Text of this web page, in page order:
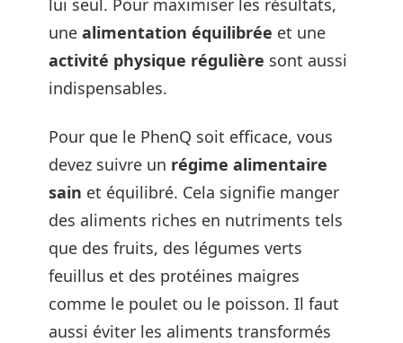
lui seul. Pour maximiser les résultats,
une alimentation équilibrée et une
activité physique régulière sont aussi
indispensables.
Pour que le PhenQ soit efficace, vous
devez suivre un régime alimentaire
sain et équilibré. Cela signifie manger
des aliments riches en nutriments tels
que des fruits, des légumes verts
feuillus et des protéines maigres
comme le poulet ou le poisson. Il faut
aussi éviter les aliments transformés